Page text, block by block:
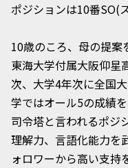
ポジションは10番SO(
10歳のころ、母の提案
東海大学付属大阪仰星
次、大学4年次に全国
学ではオール5の成績
司令塔と言われるポジ
理解力、言語化能力を
ォロワーから高い支持